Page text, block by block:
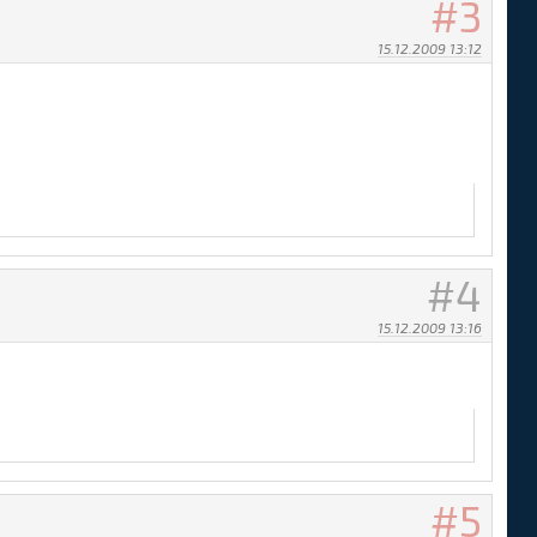
3
15.12.2009 13:12
4
15.12.2009 13:16
5